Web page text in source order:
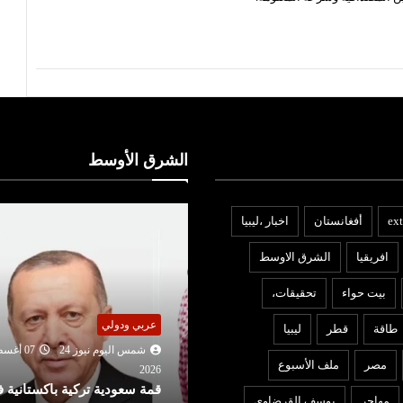
أفغانستان اخبار ،ليبيا
افريقيا الشرق الاوسط
بيت حواء تحقيقات،
طاقة قطر ليبيا
مصر ملف الأسبوع
الشرق الأوسط
عربي ودولي
شمس اليوم نيوز 24
2026
قمة سعودية تركية باكستانية في
عربي ودولي
شمس اليوم نيوز 24
06
2026
تعديل قواعد الجنسية